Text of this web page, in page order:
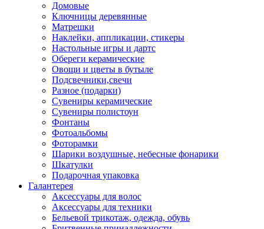
Домовые
Ключницы деревянные
Матрешки
Наклейки, аппликации, стикеры
Настольные игры и дартс
Обереги керамические
Овощи и цветы в бутыле
Подсвечники,свечи
Разное (подарки)
Сувениры керамические
Сувениры полистоун
Фонтаны
Фотоальбомы
Фоторамки
Шарики воздушные, небесные фонарики
Шкатулки
Подарочная упаковка
Галантерея
Аксессуары для волос
Аксессуары для техники
Бельевой трикотаж, одежда, обувь